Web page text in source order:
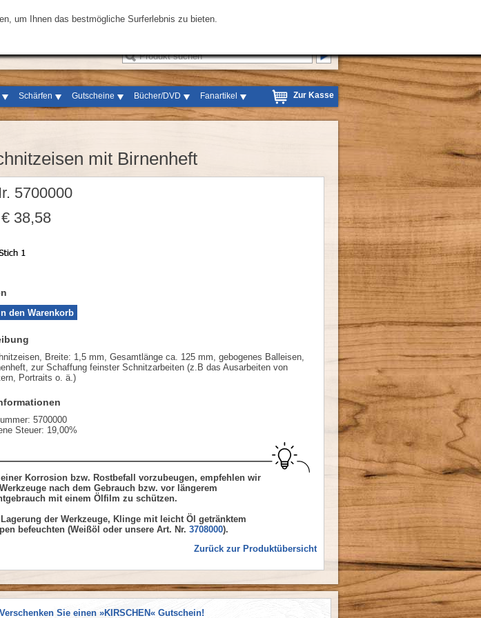
um Ihnen das bestmögliche Surferlebnis zu bieten.
Zur Kasse
Schärfen Gutscheine Bücher/DVD Fanartikel
mit Birnenheft
5700000
38,58
Breite: 1,5 mm, Gesamtlänge ca. 125 mm, gebogenes Balleisen,
zur Schaffung feinster Schnitzarbeiten (z.B das Ausarbeiten von
Portraits o. ä.)
5700000
Steuer: 19,00%
Korrosion bzw. Rostbefall vorzubeugen, empfehlen wir
nach dem Gebrauch bzw. vor längerem
mit einem Ölfilm zu schützen.
der Werkzeuge, Klinge mit leicht Öl getränktem
befeuchten (Weißöl oder unsere Art. Nr. 3708000).
Zurück zur Produktübersicht
Sie einen »KIRSCHEN« Gutschein!